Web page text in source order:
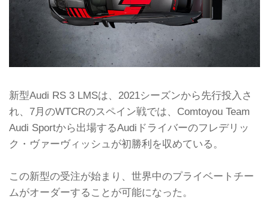
新型Audi RS 3 LMSは、2021シーズンから先行投入さ
れ、7月のWTCRのスペイン戦では、Comtoyou Team
Audi Sportから出場するAudiドライバーのフレデリッ
ク・ヴァーヴィッシュが初勝利を収めている。
この新型の受注が始まり、世界中のプライベートチー
ムがオーダーすることが可能になった。